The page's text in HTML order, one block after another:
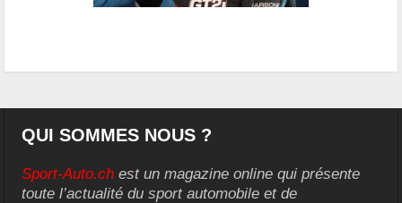
QUI SOMMES NOUS ?
Sport-Auto.ch est un magazine online qui présente
toute l’actualité du sport automobile et de